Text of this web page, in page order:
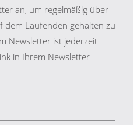
an, um regelmäßig über
dem Laufenden gehalten zu
Newsletter ist jederzeit
in Ihrem Newsletter